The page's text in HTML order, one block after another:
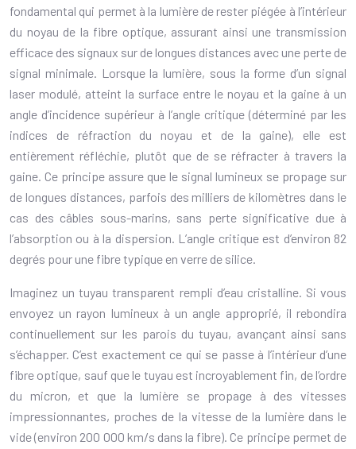
fondamental qui permet à la lumière de rester piégée à l’intérieur
du noyau de la fibre optique, assurant ainsi une transmission
efficace des signaux sur de longues distances avec une perte de
signal minimale. Lorsque la lumière, sous la forme d’un signal
laser modulé, atteint la surface entre le noyau et la gaine à un
angle d’incidence supérieur à l’angle critique (déterminé par les
indices de réfraction du noyau et de la gaine), elle est
entièrement réfléchie, plutôt que de se réfracter à travers la
gaine. Ce principe assure que le signal lumineux se propage sur
de longues distances, parfois des milliers de kilomètres dans le
cas des câbles sous-marins, sans perte significative due à
l’absorption ou à la dispersion. L’angle critique est d’environ 82
degrés pour une fibre typique en verre de silice.
Imaginez un tuyau transparent rempli d’eau cristalline. Si vous
envoyez un rayon lumineux à un angle approprié, il rebondira
continuellement sur les parois du tuyau, avançant ainsi sans
s’échapper. C’est exactement ce qui se passe à l’intérieur d’une
fibre optique, sauf que le tuyau est incroyablement fin, de l’ordre
du micron, et que la lumière se propage à des vitesses
impressionnantes, proches de la vitesse de la lumière dans le
vide (environ 200 000 km/s dans la fibre). Ce principe permet de